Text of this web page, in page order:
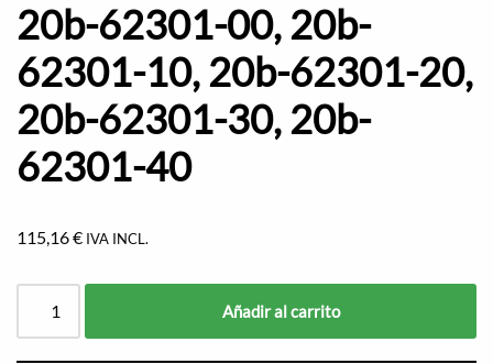
20b-62301-00, 20b-
62301-10, 20b-62301-20,
20b-62301-30, 20b-
62301-40
115,16€ IVA INCL.
Añadir al carrito